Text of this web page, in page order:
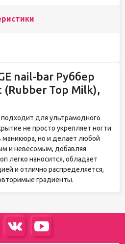
nail-bar Руббер
(Rubber Top Milk),
для ультрамодного
не просто укрепляет ногти
маникюра, но и делает любой
и невесомым, добавляя
легко наносится, обладает
и отлично распределяется,
градиенты.